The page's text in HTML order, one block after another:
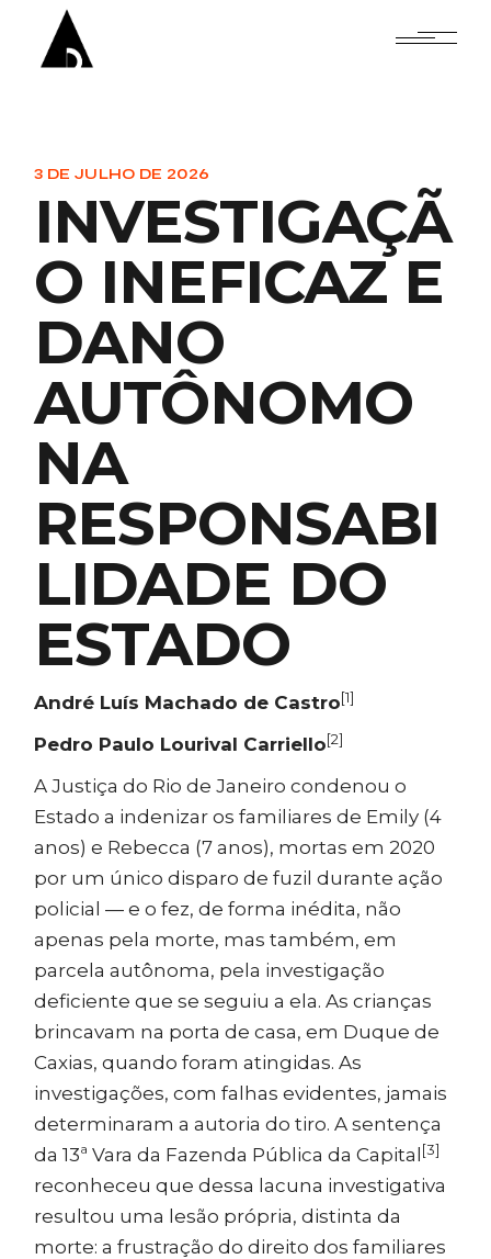
content
3 DE JULHO DE 2026
INVESTIGAÇÃ
O INEFICAZ E
DANO
AUTÔNOMO
NA
RESPONSABI
LIDADE DO
ESTADO
André Luís Machado de Castro[1]
Pedro Paulo Lourival Carriello[2]
A Justiça do Rio de Janeiro condenou o
Estado a indenizar os familiares de Emily (4
anos) e Rebecca (7 anos), mortas em 2020
por um único disparo de fuzil durante ação
policial — e o fez, de forma inédita, não
apenas pela morte, mas também, em
parcela autônoma, pela investigação
deficiente que se seguiu a ela. As crianças
brincavam na porta de casa, em Duque de
Caxias, quando foram atingidas. As
investigações, com falhas evidentes, jamais
determinaram a autoria do tiro. A sentença
da 13ª Vara da Fazenda Pública da Capital [3]
reconheceu que dessa lacuna investigativa
resultou uma lesão própria, distinta da
morte: a frustração do direito dos familiares